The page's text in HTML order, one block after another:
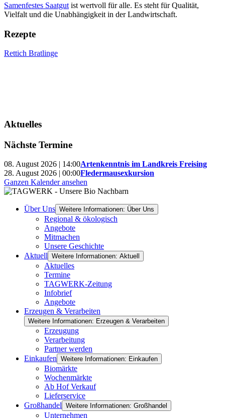
Samenfestes Saatgut ist wertvoll für alle. Es steht für Qualität,
Vielfalt und die Unabhängigkeit in der Landwirtschaft.
Rezepte
Rettich Bratlinge
Aktuelles
Nächste Termine
08. August 2026 | 14:00Artenkenntnis im Landkreis Freising
28. August 2026 | 00:00Fledermausexkursion
Ganzen Kalender ansehen
Über Uns Weitere Informationen: Über Uns
Regional & ökologisch
Angebote
Mitmachen
Unsere Geschichte
Aktuell Weitere Informationen: Aktuell
Aktuelles
Termine
TAGWERK-Zeitung
Infobrief
Angebote
Erzeugen & Verarbeiten
Weitere Informationen: Erzeugen & Verarbeiten
Erzeugung
Verarbeitung
Partner werden
Einkaufen Weitere Informationen: Einkaufen
Biomärkte
Wochenmärkte
Ab Hof Verkauf
Lieferservice
Großhandel Weitere Informationen: Großhandel
Unternehmen